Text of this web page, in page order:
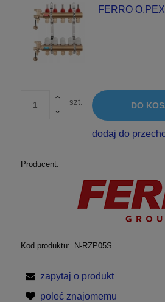
FERRO
szt. DO
dodaj do
Producent:
Kod produktu: N-RZP05S
zapytaj o produkt
poleć znajomemu